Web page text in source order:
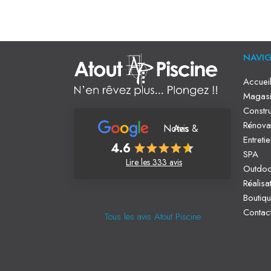
Notes & Avis
4.6
Lire les 333 avis
Tous les avis Atout Piscine
Accueil
SPA